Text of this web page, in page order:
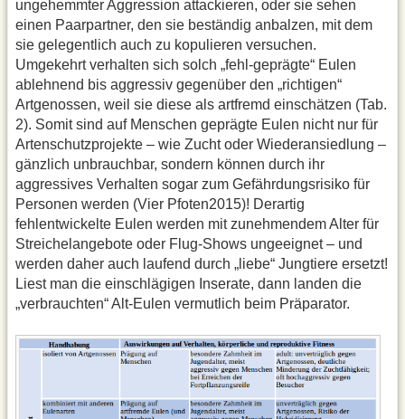
ungehemmter Aggression attackieren, oder sie sehen
einen Paarpartner, den sie beständig anbalzen, mit dem
sie gelegentlich auch zu kopulieren versuchen.
Umgekehrt verhalten sich solch „fehl-geprägte“ Eulen
ablehnend bis aggressiv gegenüber den „richtigen“
Artgenossen, weil sie diese als artfremd einschätzen (Tab.
2). Somit sind auf Menschen geprägte Eulen nicht nur für
Artenschutzprojekte – wie Zucht oder Wiederansiedlung –
gänzlich unbrauchbar, sondern können durch ihr
aggressives Verhalten sogar zum Gefährdungsrisiko für
Personen werden (Vier Pfoten2015)! Derartig
fehlentwickelte Eulen werden mit zunehmendem Alter für
Streichelangebote oder Flug-Shows ungeeignet – und
werden daher auch laufend durch „liebe“ Jungtiere ersetzt!
Liest man die einschlägigen Inserate, dann landen die
„verbrauchten“ Alt-Eulen vermutlich beim Präparator.